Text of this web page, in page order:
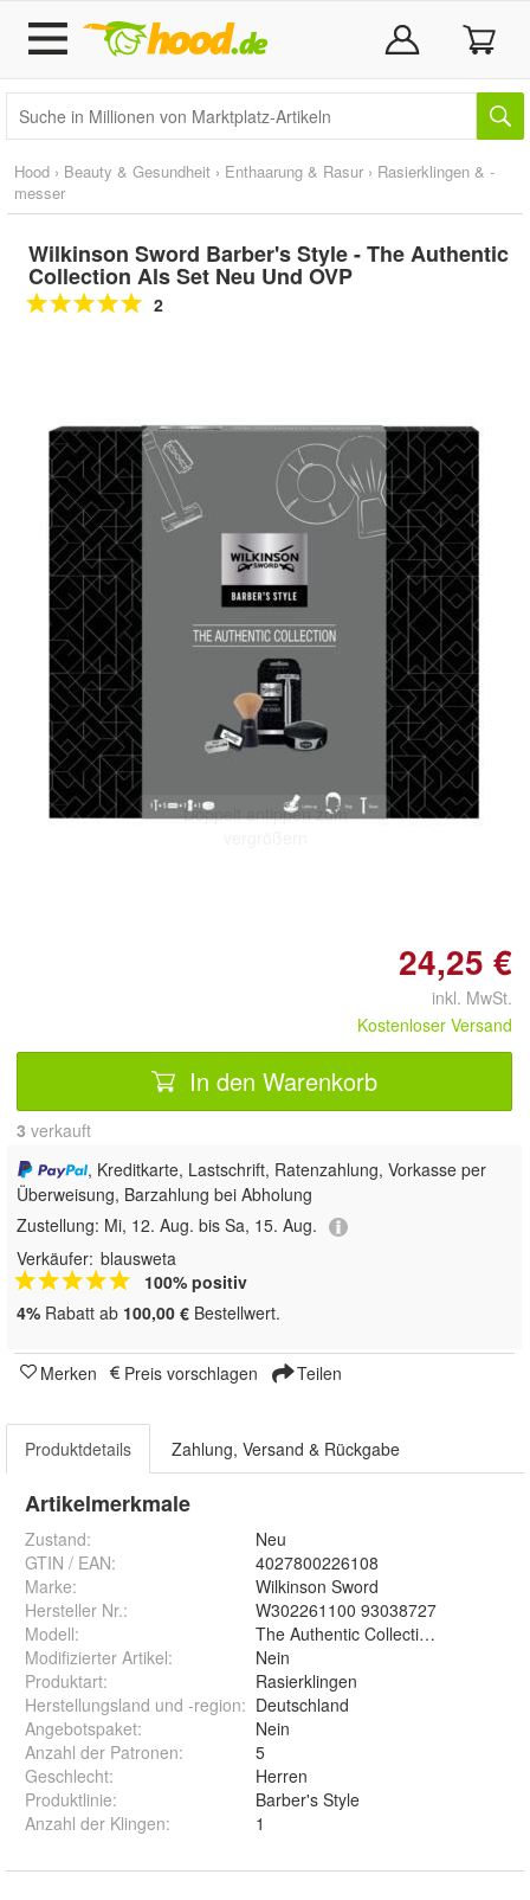
Hood › Beauty & Gesundheit › Enthaarung & Rasur › Rasierklingen & -
messer
Wilkinson Sword Barber's Style - The Authentic
Collection Als Set Neu Und OVP
2
Doppelt antippen zum
24,25 €
inkl. MwSt.
Kostenloser Versand
In den Warenkorb
3 verkauft
, Kreditkarte, Lastschrift, Ratenzahlung, Vorkasse per
Überweisung, Barzahlung bei Abholung
Zustellung: Mi, 12. Aug. bis Sa, 15. Aug.
Verkäufer: blausweta
100% positiv
4% Rabatt ab 100,00 € Bestellwert.
Merken Preis vorschlagen Teilen
Produktdetails Zahlung, Versand & Rückgabe
Artikelmerkmale
Zustand:
Neu
GTIN / EAN:
4027800226108
Marke:
Wilkinson Sword
Hersteller Nr.:
W302261100 93038727
Modell:
The Authentic Collection
Modifizierter Artikel:
Nein
Produktart:
Rasierklingen
Herstellungsland und -region: Deutschland
Angebotspaket:
Nein
Anzahl der Patronen:
5
Geschlecht:
Herren
Produktlinie:
Barber's Style
Anzahl der Klingen: 1